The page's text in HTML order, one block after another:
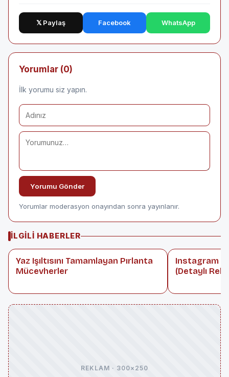
𝕏 Paylaş Facebook WhatsApp
Yorumlar (0)
İlk yorumu siz yapın.
Yorumu Gönder
Yorumlar moderasyon onayından sonra yayınlanır.
İLGILI HABERLER
Yaz Işıltısını Tamamlayan Pırlanta
Mücevherler
Instagram
(Detaylı
REKLAM · 300×250